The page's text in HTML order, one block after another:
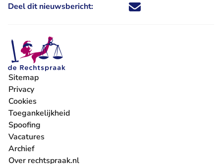
Deel dit nieuwsbericht: Deel dit nieuwsbericht via X -
Deel dit nieuwsbericht via
Deel dit nieuwsbericht
Deel dit
Sitemap
Privacy
Cookies
Toegankelijkheid
Spoofing
Vacatures
- U verlaat Rechtspraak.nl
Archief
Over rechtspraak.nl